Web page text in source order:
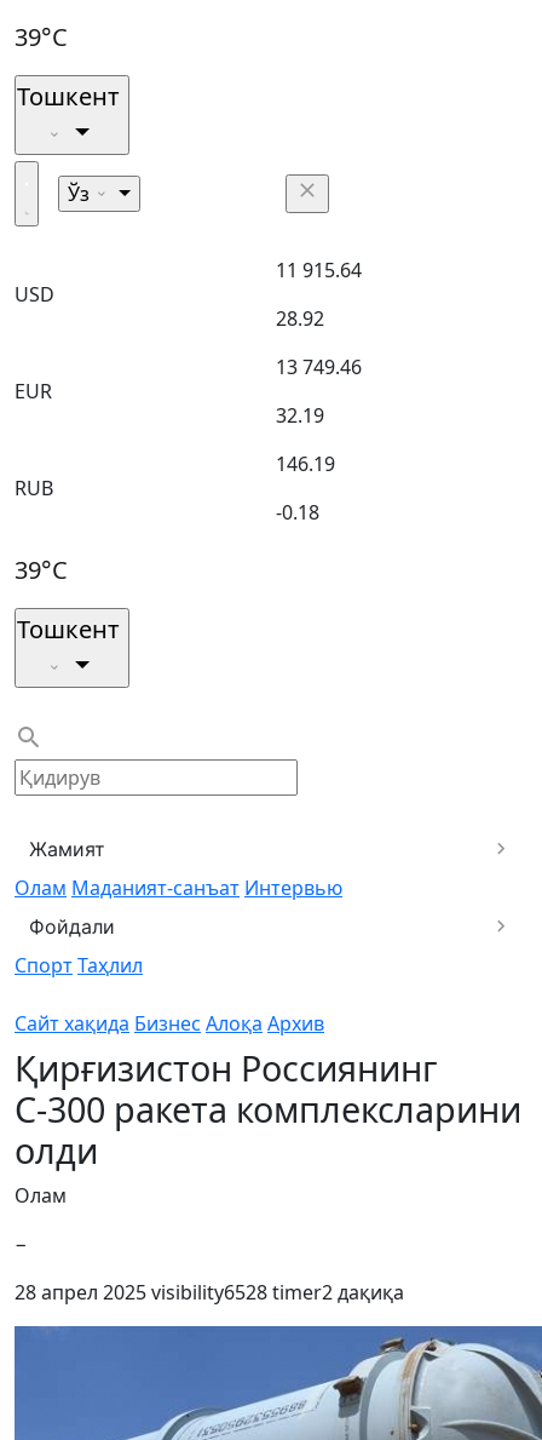
39°C
Тошкент
Ўз
USD
11 915.64
28.92
EUR
13 749.46
32.19
RUB
146.19
-0.18
39°C
Тошкент
Жамият
Олам Маданият-санъат Интервью
Фойдали
СпортТаҳлил
Сайт хақида Бизнес Алоқа Архив
Қирғизистон Россиянинг
С-300 ракета комплексларини
олди
Олам
−
28 апрел 2025visibility6528timer2 дақиқа